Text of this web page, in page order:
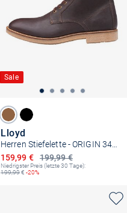
Sale
Lloyd
Herren Stiefelette - ORIGIN 345L
199,99 €
Ermäßigter Preis
159,99 €
Niedrigster Preis (letzte 30 Tage):
199,99€ -20%